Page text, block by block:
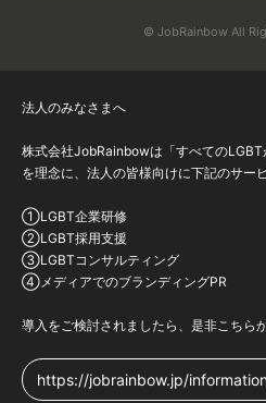
© JobRainbow All
法人のみなさまへ
株式会社JobRainbowは「すべてのLGBT
を理念に、法人の皆様向けに下記のサー
①LGBT企業研修
②LGBT採用支援
③LGBTコンサルティング
④メディアでのブランディングPR
導入をご検討されましたら、是非こちら
https://jobrainbow.jp/